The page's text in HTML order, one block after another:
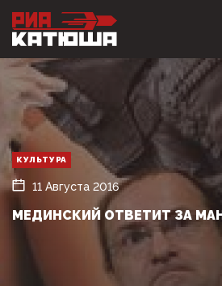
КУЛЬТУРА
11 Августа 2016
МЕДИНСКИЙ ОТВЕТИТ ЗА